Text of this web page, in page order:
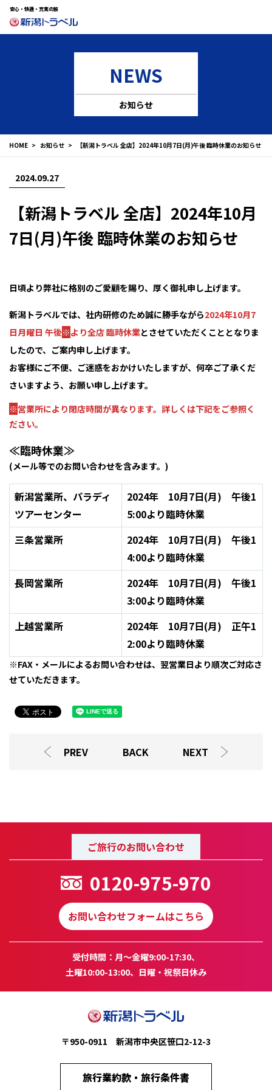
安心・快適・充実の旅
NEWS
お知らせ
HOME お知らせ 【新潟トラベル 全店】2024年10月7日(月)午後 臨時休業のお知らせ
2024.09.27
【新潟トラベル 全店】2024年10月
7日(月)午後 臨時休業のお知らせ
日頃より弊社に格別のご愛顧を賜り、厚く御礼申し上げます。
新潟トラベルでは、社内研修のため誠に勝手ながら2024年10月7
日月曜日 午後※より全店 臨時休業とさせていただくこととなりま
したので、ご案内申し上げます。
お客様にご不便、ご迷惑をおかけいたしますが、何卒ご了承くだ
さいますよう、お願い申し上げます。
※営業所により閉店時間が異なります。詳しくは下記をご参照く
ださい。
≪臨時休業≫
(メール等でのお問い合わせを含みます。)
新潟営業所、パラディ
ツアーセンター
2024年 10月7日(月) 午後1
5:00より臨時休業
三条営業所
2024年 10月7日(月) 午後1
4:00より臨時休業
長岡営業所
2024年 10月7日(月) 午後1
3:00より臨時休業
上越営業所
2024年 10月7日(月) 正午1
2:00より臨時休業
※FAX・メールによるお問い合わせは、翌営業日より順次ご対応さ
せていただきます。
PREV BACK NEXT
ご旅行のお問い合わせ
0120-975-970
お問い合わせフォームはこちら
受付時間：月～金曜9:00-17:30、
土曜10:00-13:00、日曜・祝祭日休み
〒950-0911 新潟市中央区笹口2-12-3
旅行業約款・旅行条件書